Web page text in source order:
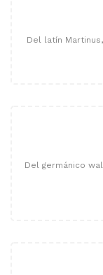
Del latín
Del germánico